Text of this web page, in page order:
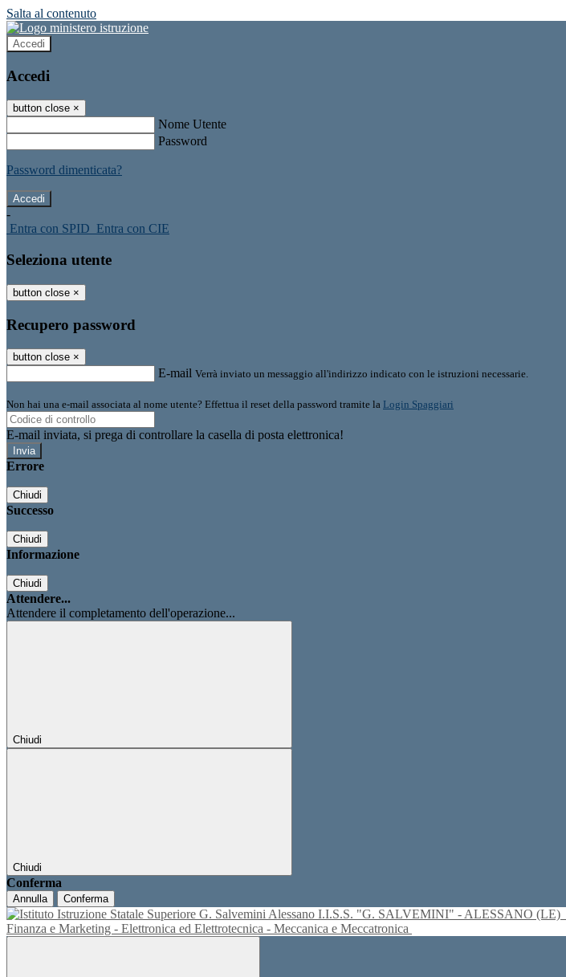
Salta al contenuto
Accedi
Accedi
button close ×
Nome Utente
Password
Password dimenticata?
-
Entra con SPID Entra con CIE
Seleziona utente
button close ×
Recupero password
button close ×
E-mail Verrà inviato un messaggio all'indirizzo indicato con le istruzioni necessarie.
Non hai una e-mail associata al nome utente? Effettua il reset della password tramite la Login Spaggiari
E-mail inviata, si prega di controllare la casella di posta elettronica!
Errore
Chiudi
Successo
Chiudi
Informazione
Chiudi
Attendere...
Attendere il completamento dell'operazione...
Chiudi
Chiudi
Conferma
Annulla Conferma
I.I.S.S. "G. SALVEMINI" - ALESSANO (LE)
Finanza e Marketing - Elettronica ed Elettrotecnica - Meccanica e Meccatronica